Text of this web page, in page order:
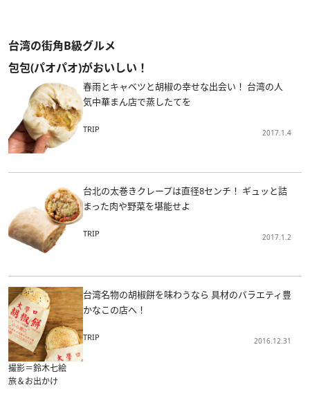
台湾の街角B級グルメ
包包(パオパオ)がおいしい！
春雨とキャベツと胡椒の幸せな出会い！ 台湾の人
気中華まん店で蒸したてを
TRIP 2017.1.4
台北の太巻きクレープは直径8センチ！ ギュッと詰
まった肉や野菜を堪能せよ
TRIP 2017.1.2
台湾名物の胡椒餅を味わうなら 具材のバラエティ豊
かなこの店へ！
TRIP 2016.12.31
撮影＝鈴木七絵
旅＆お出かけ